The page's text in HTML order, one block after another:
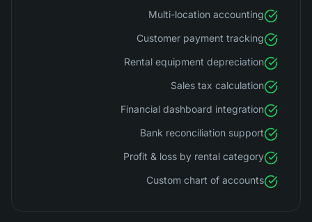
Multi-location accounting
Customer payment tracking
Rental equipment depreciation
Sales tax calculation
Financial dashboard integration
Bank reconciliation support
Profit & loss by rental category
Custom chart of accounts